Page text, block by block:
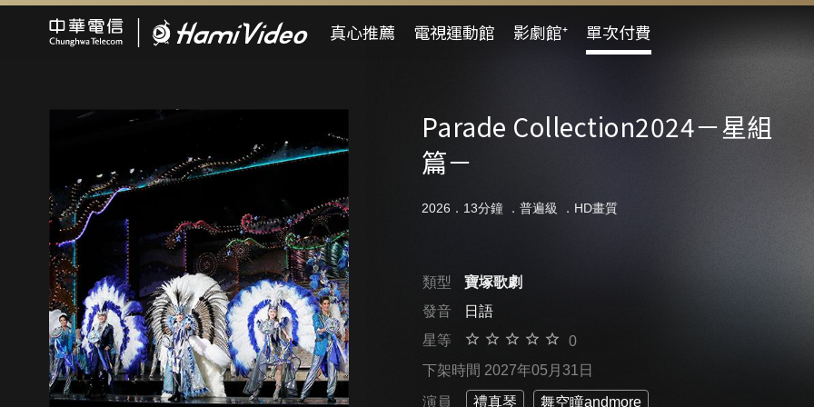
真心推薦 電視運動館 影劇館⁺ 單次付費
Parade Collection2024－星組
篇－
2026．13分鐘 ． 普遍級 ．HD畫質
類型
寶塚歌劇
發音
日語
星等
0
下架時間 2027年05月31日
演員 禮真琴 舞空瞳andmore